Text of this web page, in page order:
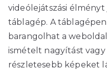
videólejátszási
táblagép. A
barangolhat a
ismételt nagyítást
részletesebb képeket